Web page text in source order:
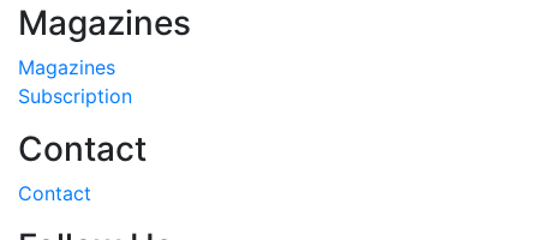
Magazines
Magazines
Subscription
Contact
Contact